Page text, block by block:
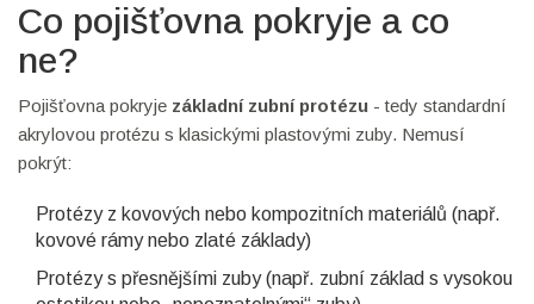
Co pojišťovna pokryje a co
ne?
Pojišťovna pokryje základní zubní protézu - tedy standardní
akrylovou protézu s klasickými plastovými zuby. Nemusí
pokrýt:
Protézy z kovových nebo kompozitních materiálů (např.
kovové rámy nebo zlaté základy)
Protézy s přesnějšími zuby (např. zubní základ s vysokou